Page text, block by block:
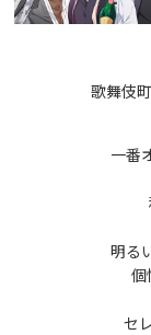
歌舞伎
一番
明る
個
セ